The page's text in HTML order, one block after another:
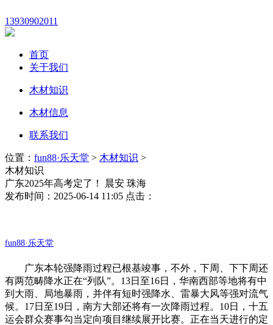
13930902011
首页
关于我们
木材知识
木材信息
联系我们
位置： fun88·乐天堂 > 木材知识 >
木材知识
广东2025年高考定了！ 晨安 珠海
发布时间：2025-06-14 11:05 点击：
fun88·乐天堂
广东本轮强降雨过程已根基竣事，不外，下周、下下周还
有两范畴降水正在“列队”。13日至16日，华南西部等地将有中
到大雨、局地暴雨，并伴有短时强降水、雷暴大风等强对流气
候。17日至19日，南方大部还将有一次降雨过程。10日，十五
运会群众赛事勾当定向项目继续展开比赛。正在当天进行的定